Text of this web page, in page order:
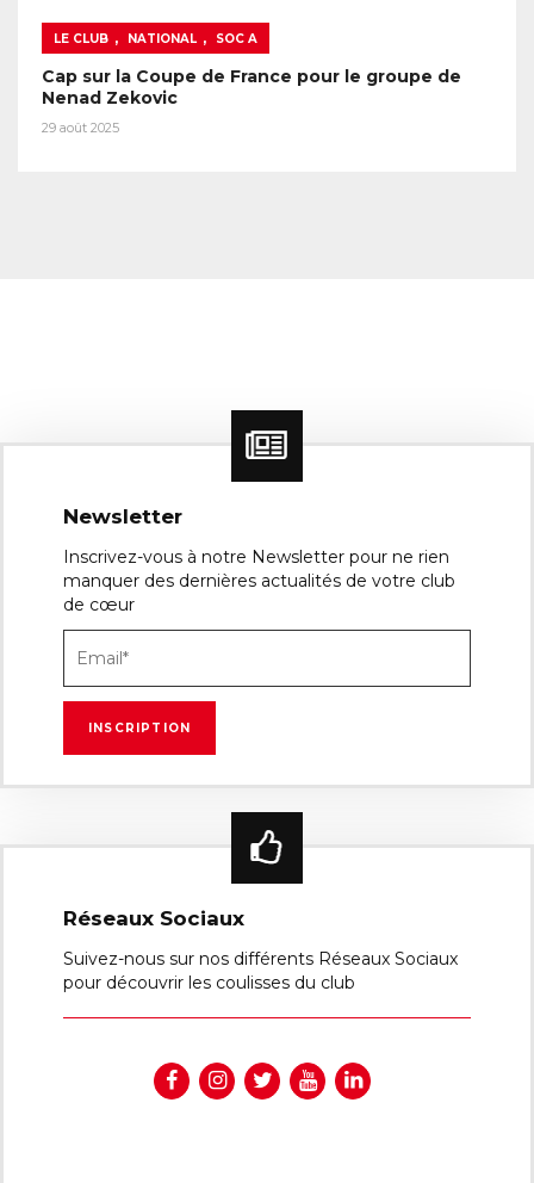
LE CLUB , NATIONAL , SOC A
Cap sur la Coupe de France pour le groupe de
Nenad Zekovic
29 août 2025
Newsletter
Inscrivez-vous à notre Newsletter pour ne rien
manquer des dernières actualités de votre club
de cœur
Réseaux Sociaux
Suivez-nous sur nos différents Réseaux Sociaux
pour découvrir les coulisses du club